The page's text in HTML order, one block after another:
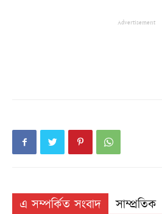
Advertisement
এ সম্পর্কিত সংবাদ
সাম্প্রতিক